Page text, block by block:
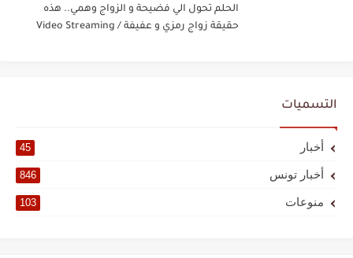
الحلم تحول الي فضيحة و الزواج وهمي.. هذه
حقيقة زواج رمزي و عفيفة / Video Streaming
التسميات
أخبار 45
أخبار تونس 846
منوعات 103